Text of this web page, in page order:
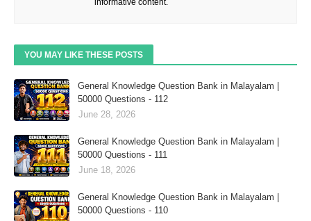
informative content.
YOU MAY LIKE THESE POSTS
General Knowledge Question Bank in Malayalam |
50000 Questions - 112
June 28, 2026
General Knowledge Question Bank in Malayalam |
50000 Questions - 111
June 18, 2026
General Knowledge Question Bank in Malayalam |
50000 Questions - 110